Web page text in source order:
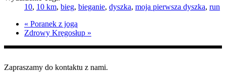
10, 10 km, bieg, bieganie, dyszka, moja pierwsza dyszka, run
« Poranek z jogą
Zdrowy Kręgosłup »
Zapraszamy do kontaktu z nami.